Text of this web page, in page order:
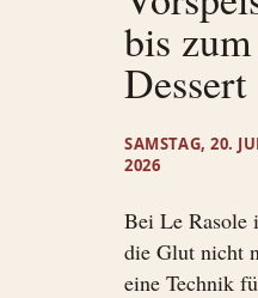
bis zum
Dessert
SAMSTAG, 20.
2026
Bei Le Rasole
die Glut nicht
eine Technik